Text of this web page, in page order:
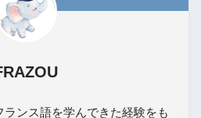
ンス語を学んできた経験をも